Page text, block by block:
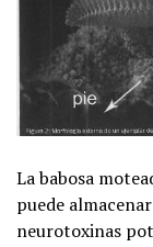
La babosa
puede
neurotoxinas